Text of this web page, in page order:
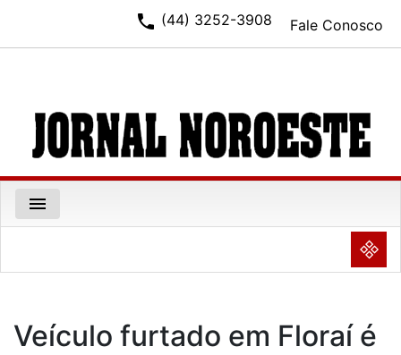
Fale Conosco
phone (44) 3252-3908
menu
NULL
Veículo furtado em Floraí é